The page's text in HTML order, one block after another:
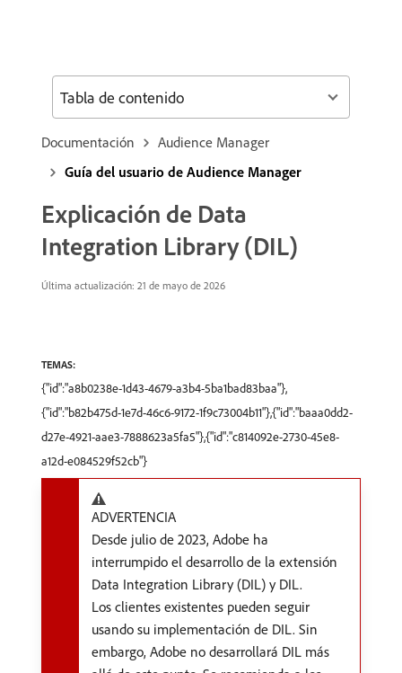
Documentación
Audience Manager
Guía del usuario de Audience Manager
Explicación de Data
Integration Library (DIL)
Última actualización: 21 de mayo de 2026
TEMAS:
{"id":"a8b0238e-1d43-4679-a3b4-5ba1bad83baa"},
{"id":"b82b475d-1e7d-46c6-9172-1f9c73004b11"},{"id":"baaa0dd2-
d27e-4921-aae3-7888623a5fa5"},{"id":"c814092e-2730-45e8-
a12d-e084529f52cb"}
ADVERTENCIA
Desde julio de 2023, Adobe ha
interrumpido el desarrollo de la extensión
Data Integration Library (DIL) y DIL.
Los clientes existentes pueden seguir
usando su implementación de DIL. Sin
embargo, Adobe no desarrollará DIL más
Tabla de contenido